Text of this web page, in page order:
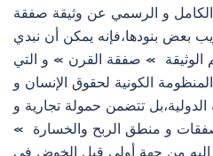
و الرسمي عن وثيقة صفقة
بعض بنودها،فإنه يمكن أن نبدي
» صفقة القرن » و التي
الكونية لحقوق الإنسان و
تتضمن حمولة تجارية و
و منطق الربح والخسارة »